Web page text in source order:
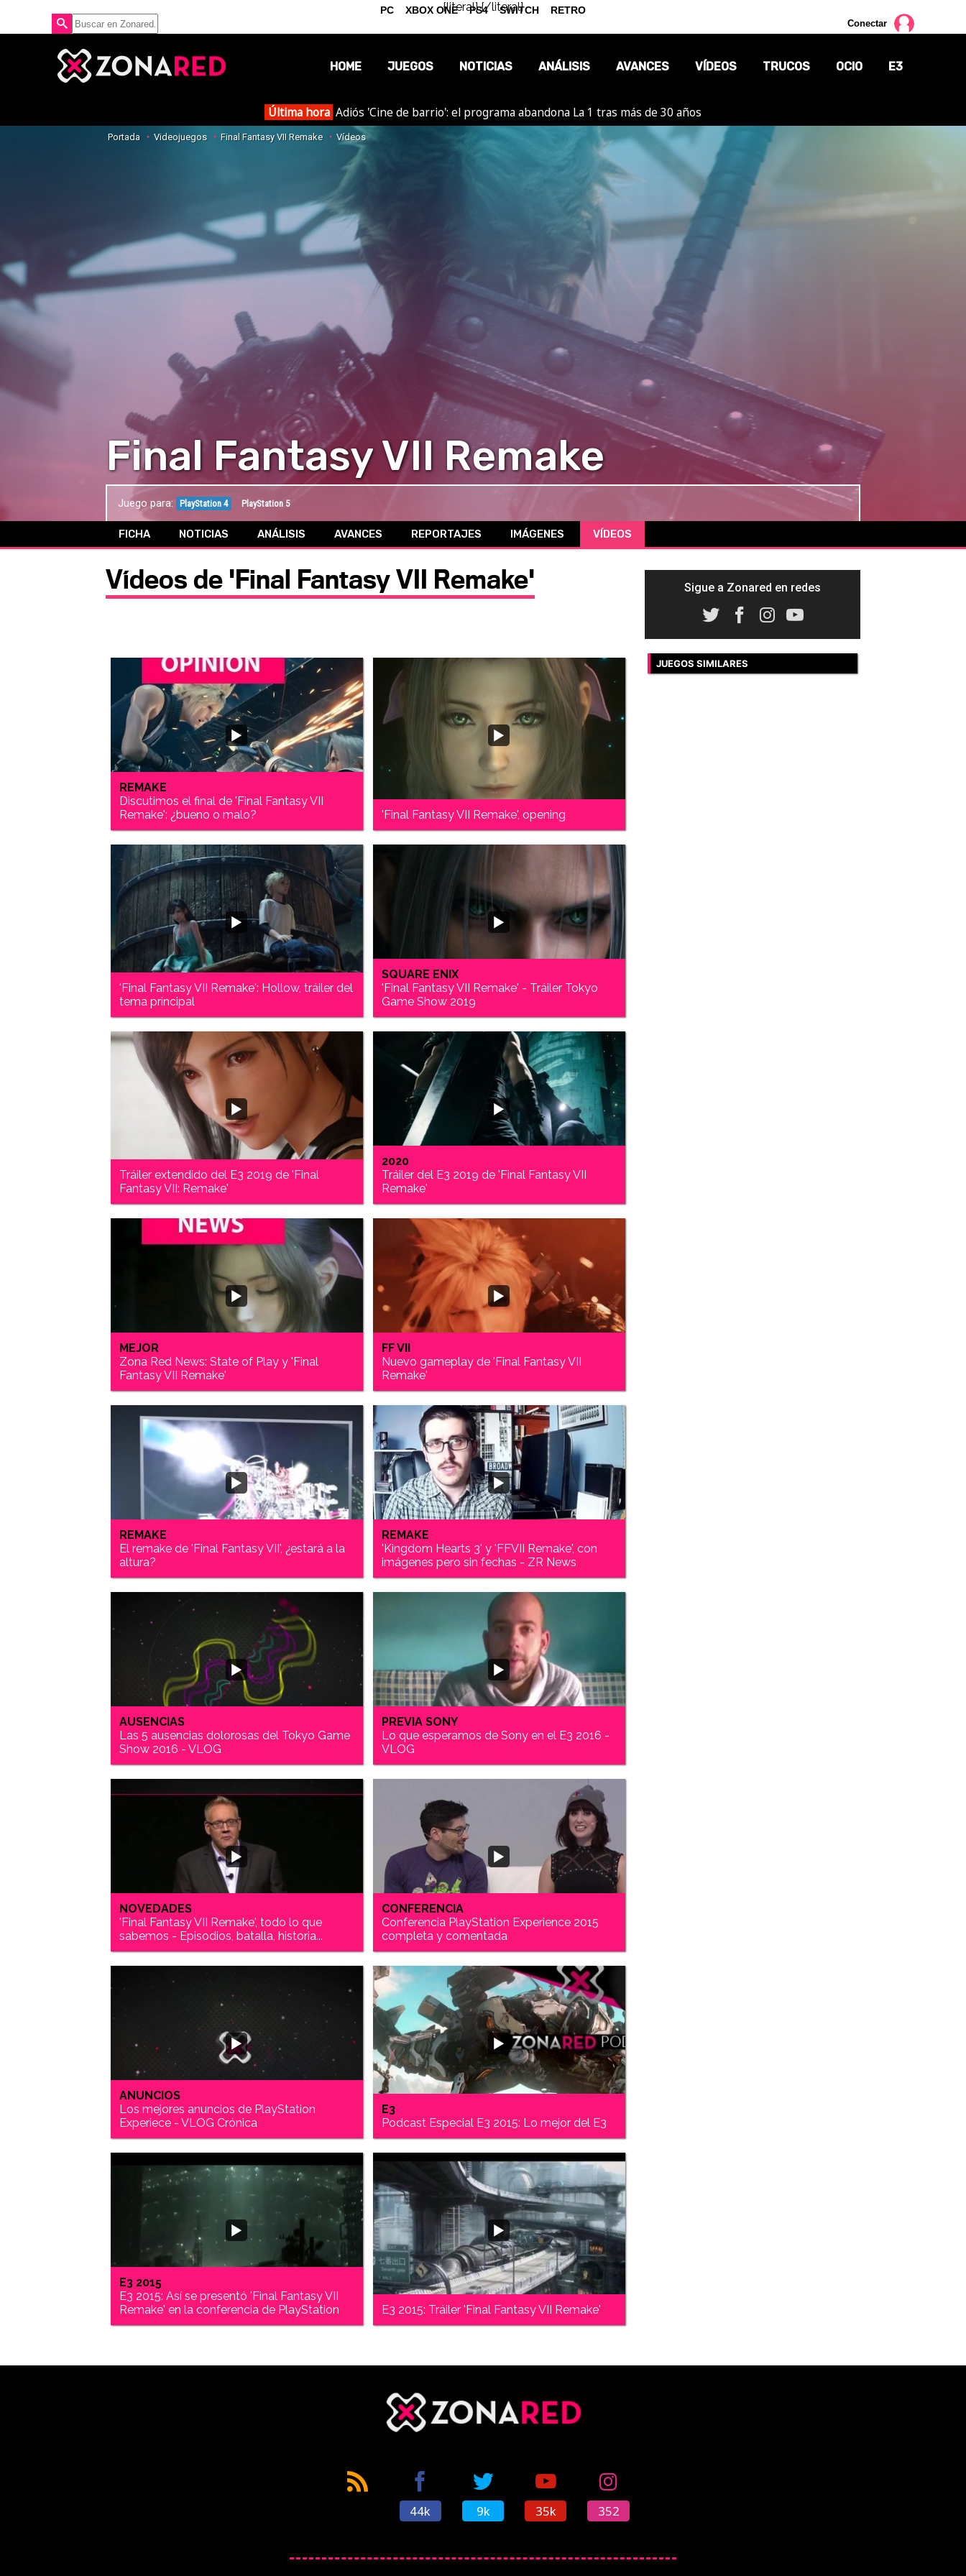
{literal}{/literal}
Conectar
HOME JUEGOS NOTICIAS
OPINIÓN
ANÁLISIS AVANCES VÍDEOS TRUCOS OCIO E3
Última hora Adiós 'Cine de barrio': el programa abandona La 1 tras más de 30 años
Portada Videojuegos Final Fantasy VII Remake Vídeos
Final Fantasy VII Remake
Juego para: PlayStation 4 PlayStation 5
FICHA NOTICIAS ANÁLISIS AVANCES REPORTAJES IMÁGENES VÍDEOS
Vídeos de 'Final Fantasy VII Remake'
REMAKE
Discutimos el final de 'Final Fantasy VII
Remake': ¿bueno o malo?
'Final Fantasy VII Remake', opening
'Final Fantasy VII Remake': Hollow, tráiler del
tema principal
SQUARE ENIX
'Final Fantasy VII Remake' - Tráiler Tokyo
Game Show 2019
Tráiler extendido del E3 2019 de 'Final
Fantasy VII: Remake'
2020
Tráiler del E3 2019 de 'Final Fantasy VII
Remake'
MEJOR
Zona Red News: State of Play y 'Final
Fantasy VII Remake'
FF VII
Nuevo gameplay de 'Final Fantasy VII
Remake'
REMAKE
El remake de 'Final Fantasy VII', ¿estará a la
altura?
REMAKE
'Kingdom Hearts 3' y 'FFVII Remake', con
imágenes pero sin fechas - ZR News
AUSENCIAS
Las 5 ausencias dolorosas del Tokyo Game
Show 2016 - VLOG
PREVIA SONY
Lo que esperamos de Sony en el E3 2016 -
VLOG
NOVEDADES
'Final Fantasy VII Remake', todo lo que
sabemos - Episodios, batalla, historia...
CONFERENCIA
Conferencia PlayStation Experience 2015
completa y comentada
ANUNCIOS
Los mejores anuncios de PlayStation
Experiece - VLOG Crónica
E3
Podcast Especial E3 2015: Lo mejor del E3
E3 2015
E3 2015: Así se presentó 'Final Fantasy VII
Remake' en la conferencia de PlayStation
E3 2015: Tráiler 'Final Fantasy VII Remake'
Sigue a Zonared en redes
JUEGOS SIMILARES
PC XBOX ONE PS4 SWITCH RETRO
44k 9k 35k 352